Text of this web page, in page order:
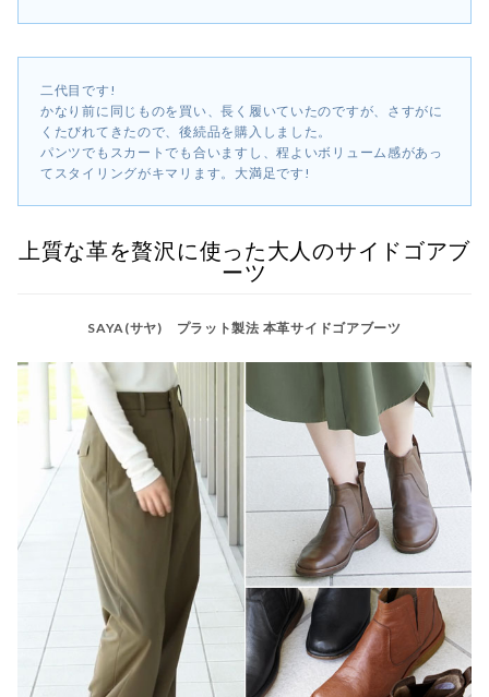
二代目です!
かなり前に同じものを買い、長く履いていたのですが、さすがに
くたびれてきたので、後続品を購入しました。
パンツでもスカートでも合いますし、程よいボリューム感があっ
てスタイリングがキマリます。大満足です!
上質な革を贅沢に使った大人のサイドゴアブ
ーツ
SAYA(サヤ) プラット製法 本革サイドゴアブーツ